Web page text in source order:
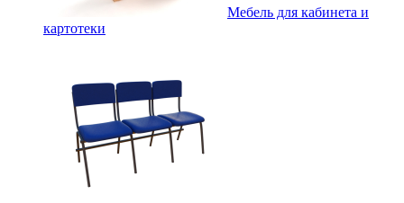
Мебель для кабинета и
картотеки